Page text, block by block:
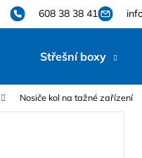
608 38 38 41
Střešní boxy
Nosiče kol na tažné zařízení